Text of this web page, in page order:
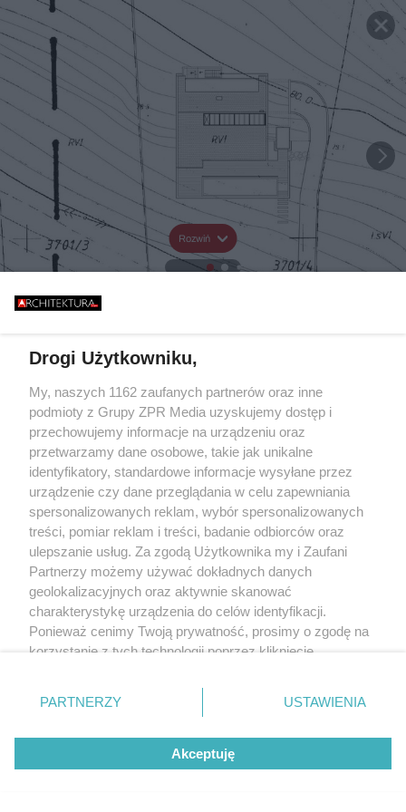
Rozwiń
Drogi Użytkowniku,
My, naszych 1162 zaufanych partnerów oraz inne
podmioty z Grupy ZPR Media uzyskujemy dostęp i
przechowujemy informacje na urządzeniu oraz
przetwarzamy dane osobowe, takie jak unikalne
identyfikatory, standardowe informacje wysyłane przez
urządzenie czy dane przeglądania w celu zapewniania
spersonalizowanych reklam, wybór spersonalizowanych
treści, pomiar reklam i treści, badanie odbiorców oraz
ulepszanie usług. Za zgodą Użytkownika my i Zaufani
Partnerzy możemy używać dokładnych danych
geolokalizacyjnych oraz aktywnie skanować
charakterystykę urządzenia do celów identyfikacji.
Ponieważ cenimy Twoją prywatność, prosimy o zgodę na
korzystanie z tych technologii poprzez kliknięcie
zmienić/wycofać klikając przycisk ustawień prywatności
znajdujący się w lewym dolnym rogu strony
rodzaje przetwarzania danych nie wymagają zgody
użytkownika, ale masz prawo sprzeciwić się takiemu
przetwarzaniu. Preferencje będą miały zastosowanie tylko
PARTNERZY USTAWIENIA
Akceptuję